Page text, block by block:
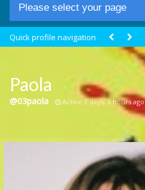
Please select your page
Groups
Meeting Point
Quick profile navigation
Paola
@03paola Active 3 days, 6 hours ago